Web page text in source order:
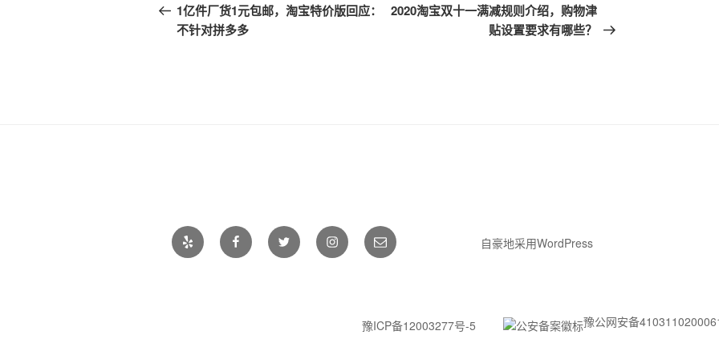
章
导
一
篇
1亿件厂货1元包邮，淘宝特价版回应：
不针对拼多多
一
篇
2020淘宝双十一满减规则介绍，购物津
贴设置要求有哪些？
Yelp FacebookTwitter Instagram电
邮
自豪地采用WordPress
豫ICP备12003277号-5 豫公网安备